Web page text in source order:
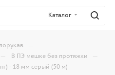
Каталог
—
— В ПЭ мешке без протяжки —
- 18 мм серый (50 м)